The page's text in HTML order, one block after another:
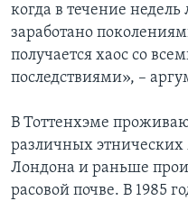
когда в течение
заработано
получается хаос со
последствиями», –
В Тоттенхэме
различных
Лондона и раньше
расовой почве. В 1985